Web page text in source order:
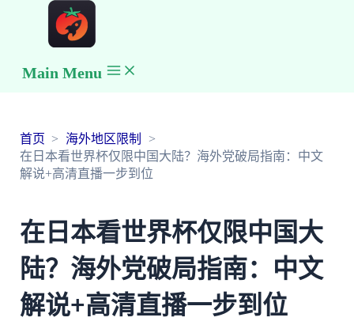
Main Menu
首页
海外地区限制
在日本看世界杯仅限中国大陆？海外党破局指南：中文
解说+高清直播一步到位
在日本看世界杯仅限中国大
陆？海外党破局指南：中文
解说+高清直播一步到位